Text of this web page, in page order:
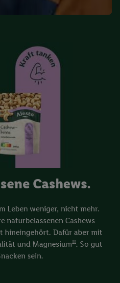
Cashews.
Leben weniger, nicht mehr.
naturbelassenen Cashews
hineingehört. Dafür aber mit
und MagnesiumII. So gut
sein.